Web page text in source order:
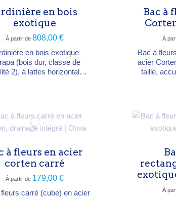
en bois
exotique
À partir de808,00 €
en bois exotique
(bois dur, classe de
2), à lattes horizontales,
Carrée ou rectangulaire,
à 200×50×H61
cm. Garantie 5 ans.
Bac à
À
Bac à
acier
taille,
à fleurs en acier
corten carré
À partir de 179,00 €
carré (cube) en acier
À